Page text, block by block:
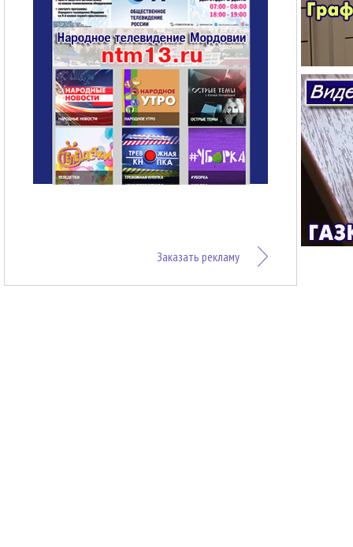
Заказать рекламу